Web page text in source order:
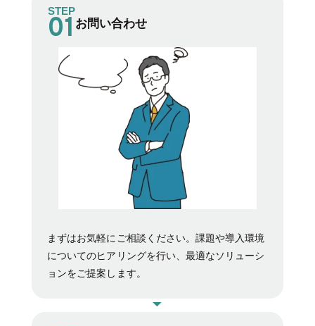
STEP
お問い合わせ
まずはお気軽にご相談ください。課題や導入環境
についてのヒアリングを行い、最適なソリューシ
ョンをご提案します。